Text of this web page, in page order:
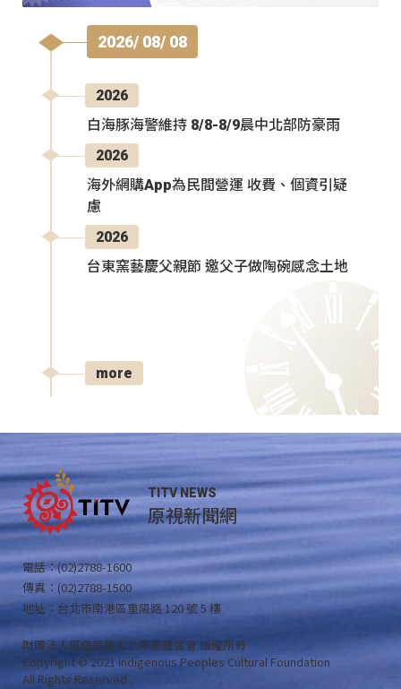
2026/ 08/ 08
2026
白海豚海警維持 8/8-8/9晨中北部防豪雨
2026
海外網購App為民間營運 收費、個資引疑
慮
2026
台東窯藝慶父親節 邀父子做陶碗感念土地
more
TITV NEWS
原視新聞網
電話：(02)2788-1600
傳真：(02)2788-1500
地址：台北市南港區重陽路 120 號 5 樓
財團法人原住民族文化事業基金會 版權所有
Copyright © 2021 Indigenous Peoples Cultural Foundation
All Rights Reserved .